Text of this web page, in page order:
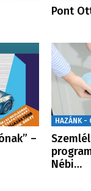
Pont
–
HAZÁNK -
Nébi…